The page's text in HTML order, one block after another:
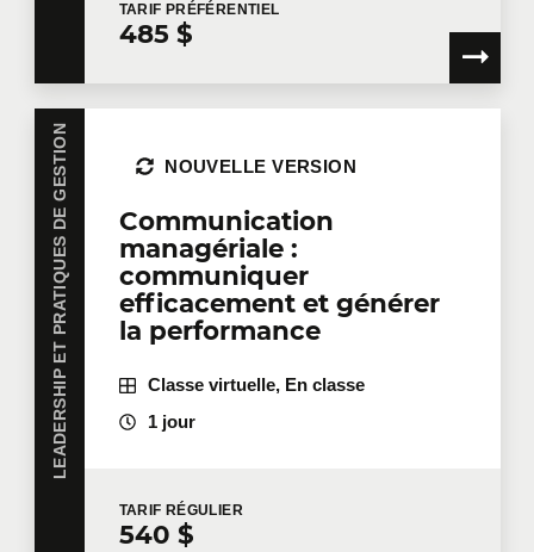
TARIF PRÉFÉRENTIEL
485 $
LEADERSHIP ET PRATIQUES DE GESTION
Communication
managériale :
communiquer
efficacement et générer
la performance
NOUVELLE VERSION
Classe virtuelle, En classe
1 jour
TARIF RÉGULIER
540 $